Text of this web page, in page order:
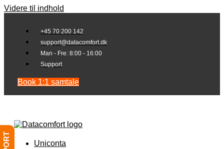
Videre til indhold
+45 70 200 142
support@datacomfort.dk
Man - Fre: 8:00 - 16:00
Support
Book 1:1 samtale
Uniconta